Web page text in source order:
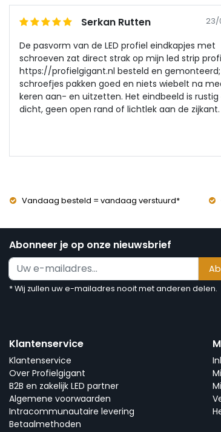
Serkan Rutten 23/
De pasvorm van de LED profiel eindkapjes met
schroeven zat direct strak op mijn led strip
https://profielgigant.nl besteld en gemonteerd;
schroefjes pakken goed en niets wiebelt na
keren aan- en uitzetten. Het eindbeeld is rustig
dicht, geen open rand of lichtlek aan de zijkant.
Vandaag besteld = vandaag verstuurd*
Abonneer je op onze nieuwsbrief
* Wij zullen uw e-mailadres nooit met anderen delen.
Klantenservice
Klantenservice
Over Profielgigant
B2B en zakelijk LED partner
Algemene voorwaarden
Intracommunautaire levering
Betaalmethoden